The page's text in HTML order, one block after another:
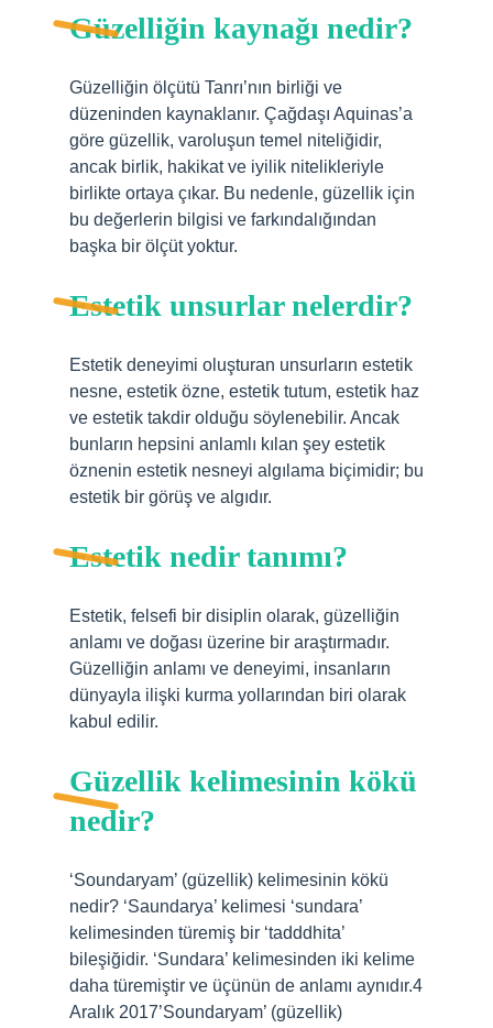
Güzelliğin kaynağı nedir?
Güzelliğin ölçütü Tanrı’nın birliği ve
düzeninden kaynaklanır. Çağdaşı Aquinas’a
göre güzellik, varoluşun temel niteliğidir,
ancak birlik, hakikat ve iyilik nitelikleriyle
birlikte ortaya çıkar. Bu nedenle, güzellik için
bu değerlerin bilgisi ve farkındalığından
başka bir ölçüt yoktur.
Estetik unsurlar nelerdir?
Estetik deneyimi oluşturan unsurların estetik
nesne, estetik özne, estetik tutum, estetik haz
ve estetik takdir olduğu söylenebilir. Ancak
bunların hepsini anlamlı kılan şey estetik
öznenin estetik nesneyi algılama biçimidir; bu
estetik bir görüş ve algıdır.
Estetik nedir tanımı?
Estetik, felsefi bir disiplin olarak, güzelliğin
anlamı ve doğası üzerine bir araştırmadır.
Güzelliğin anlamı ve deneyimi, insanların
dünyayla ilişki kurma yollarından biri olarak
kabul edilir.
Güzellik kelimesinin kökü
nedir?
‘Soundaryam’ (güzellik) kelimesinin kökü
nedir? ‘Saundarya’ kelimesi ‘sundara’
kelimesinden türemiş bir ‘tadddhita’
bileşiğidir. ‘Sundara’ kelimesinden iki kelime
daha türemiştir ve üçünün de anlamı aynıdır.4
Aralık 2017’Soundaryam’ (güzellik)